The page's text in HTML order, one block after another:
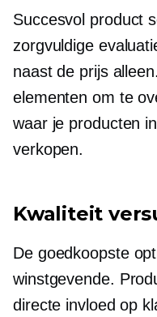
Succesvol product
zorgvuldige
naast de prijs
elementen om te
waar je producten
verkopen.
Kwaliteit
De goedkoopste
winstgevende.
directe invloed op